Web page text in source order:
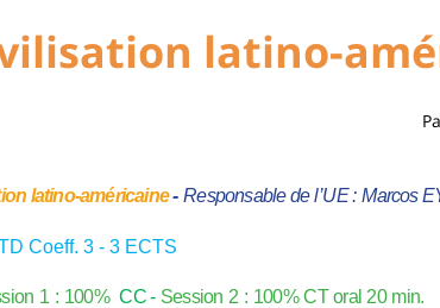
latino-
latino-américaine-Responsabledel’UE:Marcos
Coeff. 3 - 3 ECTS
1 : 100% CC - Session 2 : 100% CT oral 20 min.